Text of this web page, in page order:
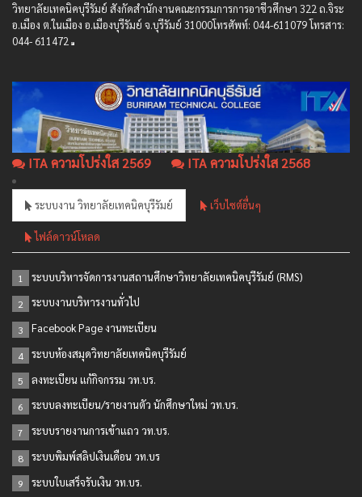
วิทยาลัยเทคนิคบุรีรัมย์ สังกัดสํานักงานคณะกรรมการการอาชีวศึกษา 322 ถ.จิระ
อ.เมือง ต.ในเมือง อ.เมืองบุรีรัมย์ จ.บุรีรัมย์ 31000โทรศัพท์: 044-611079 โทรสาร:
044- 611472
ITA ความโปร่งใส 2569 ITA ความโปร่งใส 2568
ระบบงาน วิทยาลัยเทคนิคบุรีรัมย์ เว็บไซต์อื่นๆ
ไฟล์ดาวน์โหลด
1 ระบบบริหารจัดการงานสถานศึกษาวิทยาลัยเทคนิคบุรีรัมย์ (RMS)
2 ระบบงานบริหารงานทั่วไป
3 Facebook Page งานทะเบียน
4 ระบบห้องสมุดวิทยาลัยเทคนิคบุรีรัมย์
5 ลงทะเบียน แก้กิจกรรม วท.บร.
6 ระบบลงทะเบียน/รายงานตัว นักศึกษาใหม่ วท.บร.
7 ระบบรายงานการเข้าแถว วท.บร.
8 ระบบพิมพ์สลิปเงินเดือน วท.บร
9 ระบบใบเสร็จรับเงิน วท.บร.